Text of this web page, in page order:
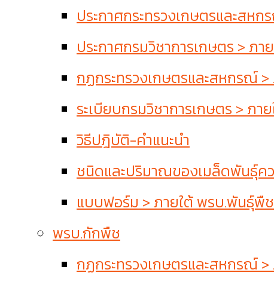
ประกาศกระทรวงเกษตรและสห
ประกาศกรมวิชาการเกษตร > ภ
กฏกระทรวงเกษตรและสหกรณ์
ระเบียบกรมวิชาการเกษตร > ภ
วิธีปฎิบัติ-คำแนะนำ
ชนิดและปริมาณของเมล็ดพันธุ์
แบบฟอร์ม > ภายใต้ พรบ.พันธุ์พืช
พรบ.กักพืช
กฏกระทรวงเกษตรและสหกรณ์